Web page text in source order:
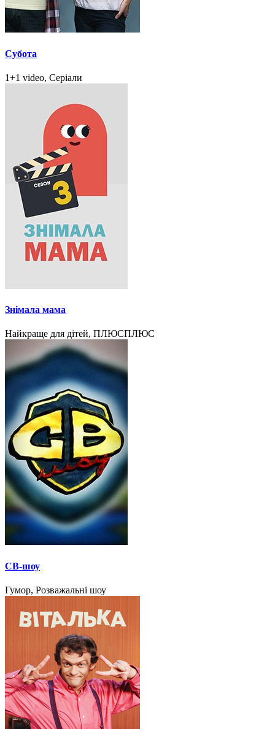
Субота
1+1 video, Серіали
Знімала мама
Найкраще для дітей, ПЛЮСПЛЮС
СВ-шоу
Гумор, Розважальні шоу